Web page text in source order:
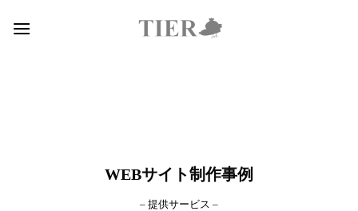
WEBサイト制作事例
– 提供サービス –